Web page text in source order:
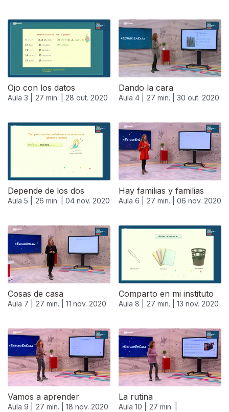
Ojo con los datos
Aula 3 | 27 min. | 28 out. 2020
Dando la cara
Aula 4 | 27 min. | 30 out. 2020
Depende de los dos
Aula 5 | 26 min. | 04 nov. 2020
Hay familias y familias
Aula 6 | 27 min. | 06 nov. 2020
Cosas de casa
Aula 7 | 27 min. | 11 nov. 2020
Comparto en mi instituto
Aula 8 | 27 min. | 13 nov. 2020
Vamos a aprender
Aula 9 | 27 min. | 18 nov. 2020
La rutina
Aula 10 |
27 min. |